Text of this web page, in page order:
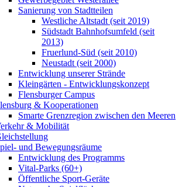
Sanierung von Stadtteilen
Westliche Altstadt (seit 2019)
Südstadt Bahnhofsumfeld (seit
2013)
Fruerlund-Süd (seit 2010)
Neustadt (seit 2000)
Entwicklung unserer Strände
Kleingärten - Entwicklungskonzept
Flensburger Campus
& Kooperationen
Smarte Grenzregion zwischen den Meeren
& Mobilität
und Bewegungsräume
Entwicklung des Programms
Vital-Parks (60+)
Öffentliche Sport-Geräte